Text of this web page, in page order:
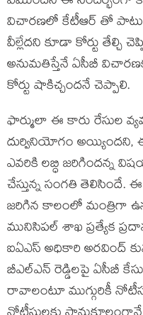
విచారణలో కేటీఆర్ తో
వీల్లేదని కూడా కోర్టు తేల్చి
అనుమతిస్తేనే ఏసీబీ
కోర్టు షాకిచ్చందనే చెప్పాలి.
ఫార్ములా ఈ కారు రేసుల
దుర్వినియోగం
ఎవరికి లబ్ధి జరిగిందన్న
చేస్తున్న సంగతి తెలిసిందే.
జరిగిన కాలంలో మంత్రిగా
మునిసిపల్ శాఖ ప్రత్యేక
ఐఏఎస్ అధికారి అరవింద్
బీఎల్ఎన్ రెడ్డిలపై ఏసీబీ
రావాలంటూ ముగ్గురికీ